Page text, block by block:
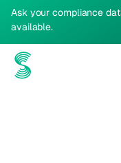
Ask your compliance
available.